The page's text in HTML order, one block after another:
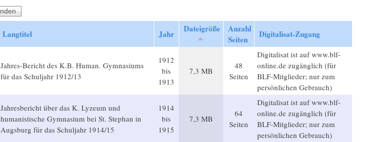
Langtitel Jahr Dateigröße
Anzahl
Seiten
Digitalisat-Zugang
Jahres-Bericht des K.B. Human. Gymnasiums
für das Schuljahr 1912/13
1912
bis
1913
7,3 MB
48
Seiten
Digitalisat ist auf www.blf-
online.de zugänglich (für
BLF-Mitglieder; nur zum
persönlichen Gebrauch)
Jahresbericht über das K. Lyzeum und
humanistische Gymnasium bei St. Stephan in
Augsburg für das Schuljahr 1914/15
1914
bis
1915
7,3 MB
64
Seiten
Digitalisat ist auf www.blf-
online.de zugänglich (für
BLF-Mitglieder; nur zum
persönlichen Gebrauch)